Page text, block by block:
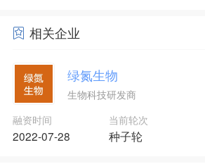
相关企业
绿氮生物
生物科技研发商
融资时间
2022-07-28
当前轮次
种子轮